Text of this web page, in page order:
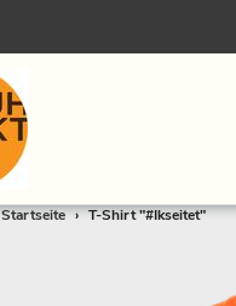
Startseite › T-Shirt "#Ikseitet"